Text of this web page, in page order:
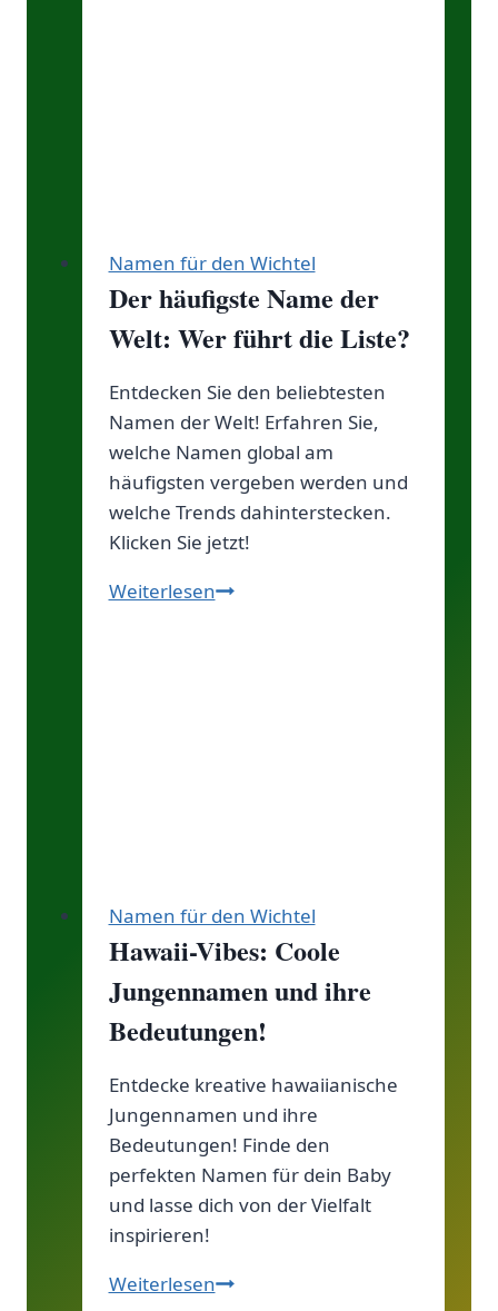
Namen für den Wichtel
Der häufigste Name der
Welt: Wer führt die Liste?
Entdecken Sie den beliebtesten
Namen der Welt! Erfahren Sie,
welche Namen global am
häufigsten vergeben werden und
welche Trends dahinterstecken.
Klicken Sie jetzt!
WeiterlesenDer
Namen für den Wichtel
Hawaii-Vibes: Coole
Jungennamen und ihre
Bedeutungen!
Entdecke kreative hawaiianische
Jungennamen und ihre
Bedeutungen! Finde den
perfekten Namen für dein Baby
und lasse dich von der Vielfalt
inspirieren!
WeiterlesenHawaii-